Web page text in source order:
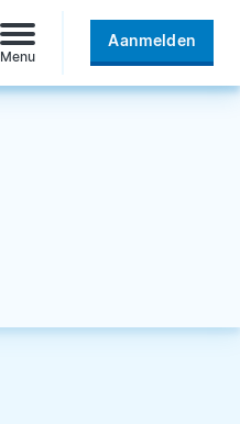
Menu
Aanmelden